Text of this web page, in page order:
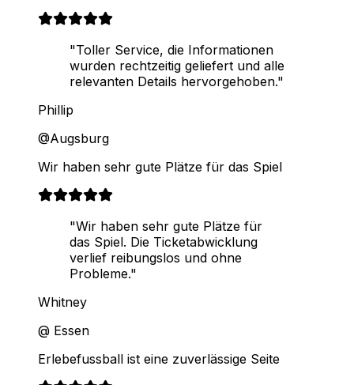
"Toller Service, die Informationen
wurden rechtzeitig geliefert und alle
relevanten Details hervorgehoben."
Phillip
@Augsburg
Wir haben sehr gute Plätze für das Spiel
"Wir haben sehr gute Plätze für
das Spiel. Die Ticketabwicklung
verlief reibungslos und ohne
Probleme."
Whitney
@ Essen
Erlebefussball ist eine zuverlässige Seite